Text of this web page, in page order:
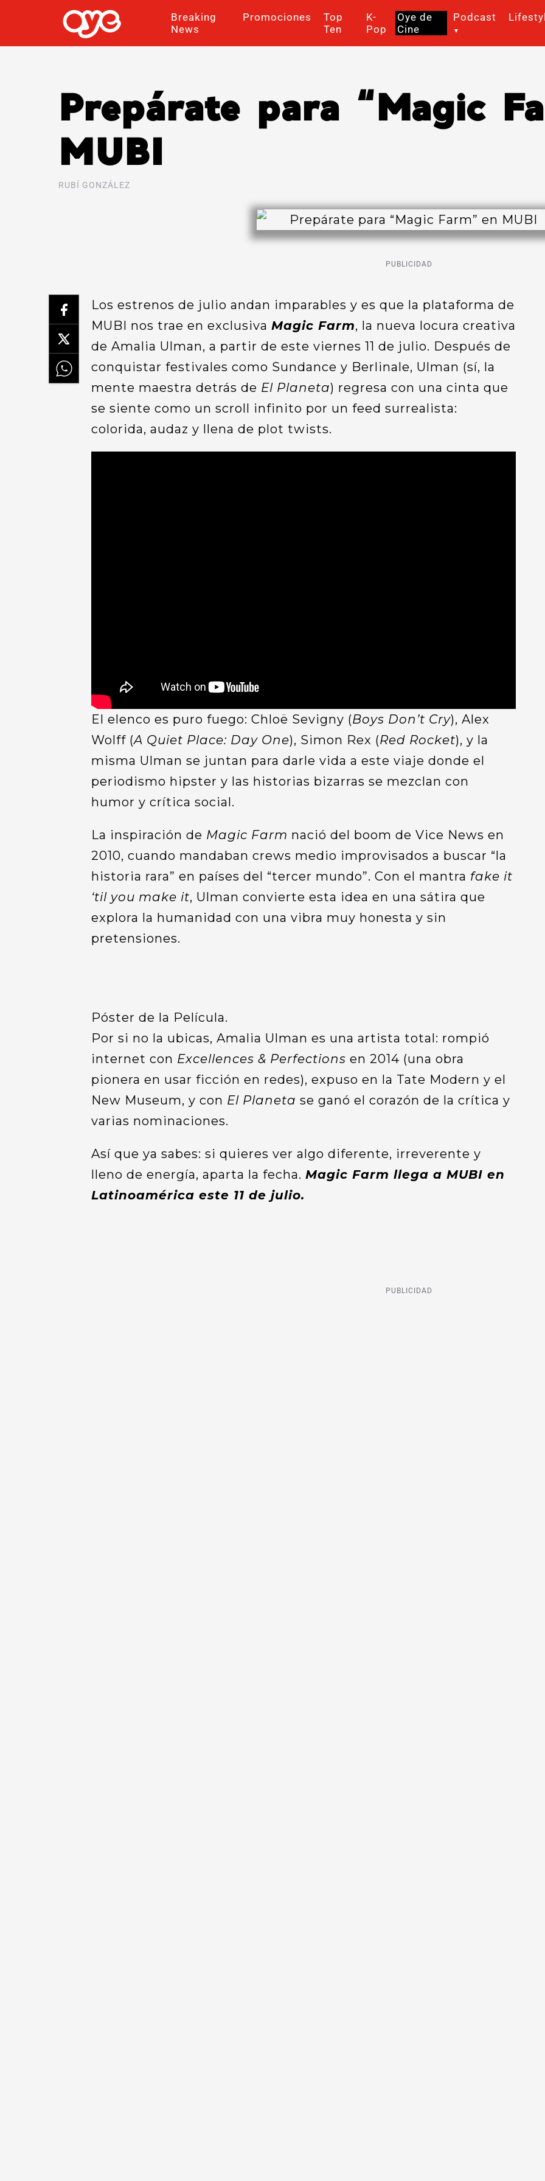
Breaking
News
Promociones
Top
Ten
K-
Pop
Oye de
Cine
Podcast
Prepárate para “Magic
MUBI
RUBÍ GONZÁLEZ
PUBLICIDAD
Los estrenos de julio andan imparables y es que la plataforma de
MUBI nos trae en exclusiva Magic Farm, la nueva locura creativa
de Amalia Ulman, a partir de este viernes 11 de julio. Después de
conquistar festivales como Sundance y Berlinale, Ulman (sí, la
mente maestra detrás de El Planeta) regresa con una cinta que
se siente como un scroll infinito por un feed surrealista:
colorida, audaz y llena de plot twists.
El elenco es puro fuego: Chloë Sevigny (Boys Don’t Cry), Alex
Wolff (A Quiet Place: Day One), Simon Rex (Red Rocket), y la
misma Ulman se juntan para darle vida a este viaje donde el
periodismo hipster y las historias bizarras se mezclan con
humor y crítica social.
La inspiración de Magic Farm nació del boom de Vice News en
2010, cuando mandaban crews medio improvisados a buscar “la
historia rara” en países del “tercer mundo”. Con el mantra fake it
‘til you make it, Ulman convierte esta idea en una sátira que
explora la humanidad con una vibra muy honesta y sin
pretensiones.
Póster de la Película.
Por si no la ubicas, Amalia Ulman es una artista total: rompió
internet con Excellences & Perfections en 2014 (una obra
pionera en usar ficción en redes), expuso en la Tate Modern y el
New Museum, y con El Planeta se ganó el corazón de la crítica y
varias nominaciones.
Así que ya sabes: si quieres ver algo diferente, irreverente y
lleno de energía, aparta la fecha. Magic Farm llega a MUBI en
Latinoamérica este 11 de julio.
PUBLICIDAD